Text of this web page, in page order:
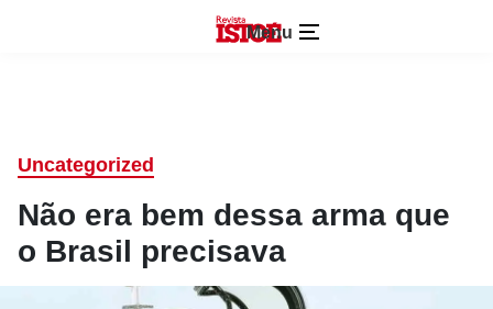
Menu
Uncategorized
Não era bem dessa arma que
o Brasil precisava